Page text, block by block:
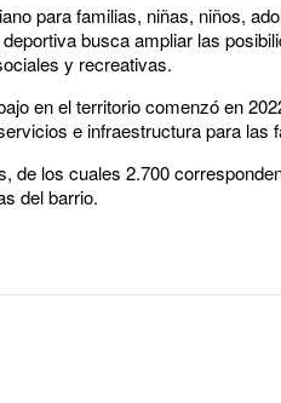
para familias, niñas, niños,
busca ampliar las
y recreativas.
en el territorio comenzó en
e infraestructura para las
de los cuales 2.700
del barrio.